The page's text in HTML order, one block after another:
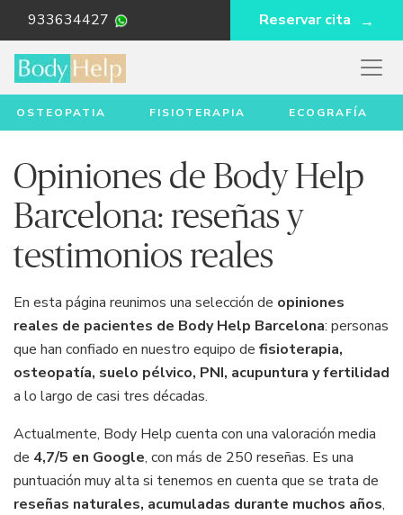
933634427 Reservar cita
OSTEOPATIA FISIOTERAPIA ECOGRAFÍA
Opiniones de Body Help
Barcelona: reseñas y
testimonios reales
En esta página reunimos una selección de opiniones
reales de pacientes de Body Help Barcelona: personas
que han confiado en nuestro equipo de fisioterapia,
osteopatía, suelo pélvico, PNI, acupuntura y fertilidad
a lo largo de casi tres décadas.
Actualmente, Body Help cuenta con una valoración media
de 4,7/5 en Google, con más de 250 reseñas. Es una
puntuación muy alta si tenemos en cuenta que se trata de
reseñas naturales, acumuladas durante muchos años,